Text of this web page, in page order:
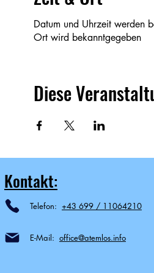
Datum und Uhrzeit werden
Ort wird bekanntgegeben
Diese
Kontakt:
Telefon: +43 699 / 11064210
E-Mail: office@atemlos.info